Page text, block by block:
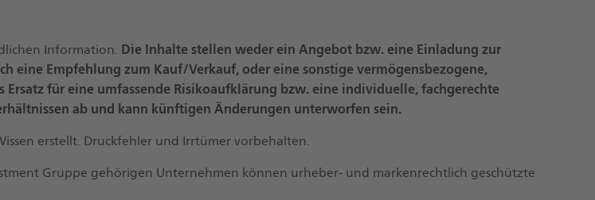
Information. Die Inhalte stellen weder ein Angebot bzw. eine Einladung zur
eine Empfehlung zum Kauf/Verkauf, oder eine sonstige vermögensbezogene,
für eine umfassende Risikoaufklärung bzw. eine individuelle, fachgerechte
ab und kann künftigen Änderungen unterworfen sein.
erstellt. Druckfehler und Irrtümer vorbehalten.
Gruppe gehörigen Unternehmen können urheber- und markenrechtlich geschützte